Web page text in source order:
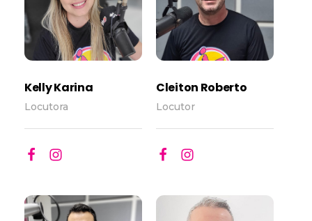
Kelly Karina
Locutora
Cleiton Roberto
Locutor